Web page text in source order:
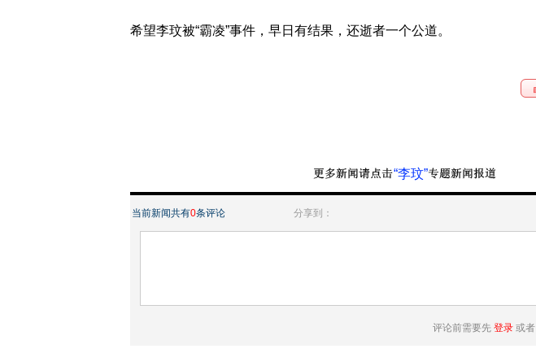
希望李玟被“霸凌”事件，早日有结果，还逝者一个公道。
“李玟”
当前新闻共有0条评论 分享到：
评论前需要先 登录 或者